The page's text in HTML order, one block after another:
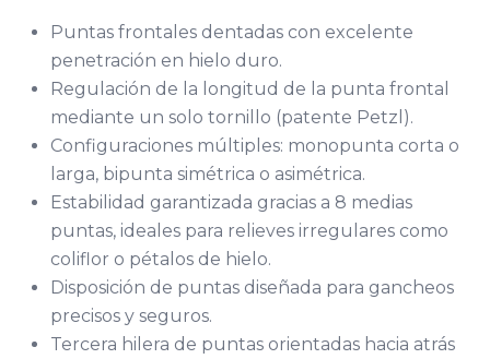
Puntas frontales dentadas con excelente
penetración en hielo duro.
Regulación de la longitud de la punta frontal
mediante un solo tornillo (patente Petzl).
Configuraciones múltiples: monopunta corta o
larga, bipunta simétrica o asimétrica.
Estabilidad garantizada gracias a 8 medias
puntas, ideales para relieves irregulares como
coliflor o pétalos de hielo.
Disposición de puntas diseñada para gancheos
precisos y seguros.
Tercera hilera de puntas orientadas hacia atrás